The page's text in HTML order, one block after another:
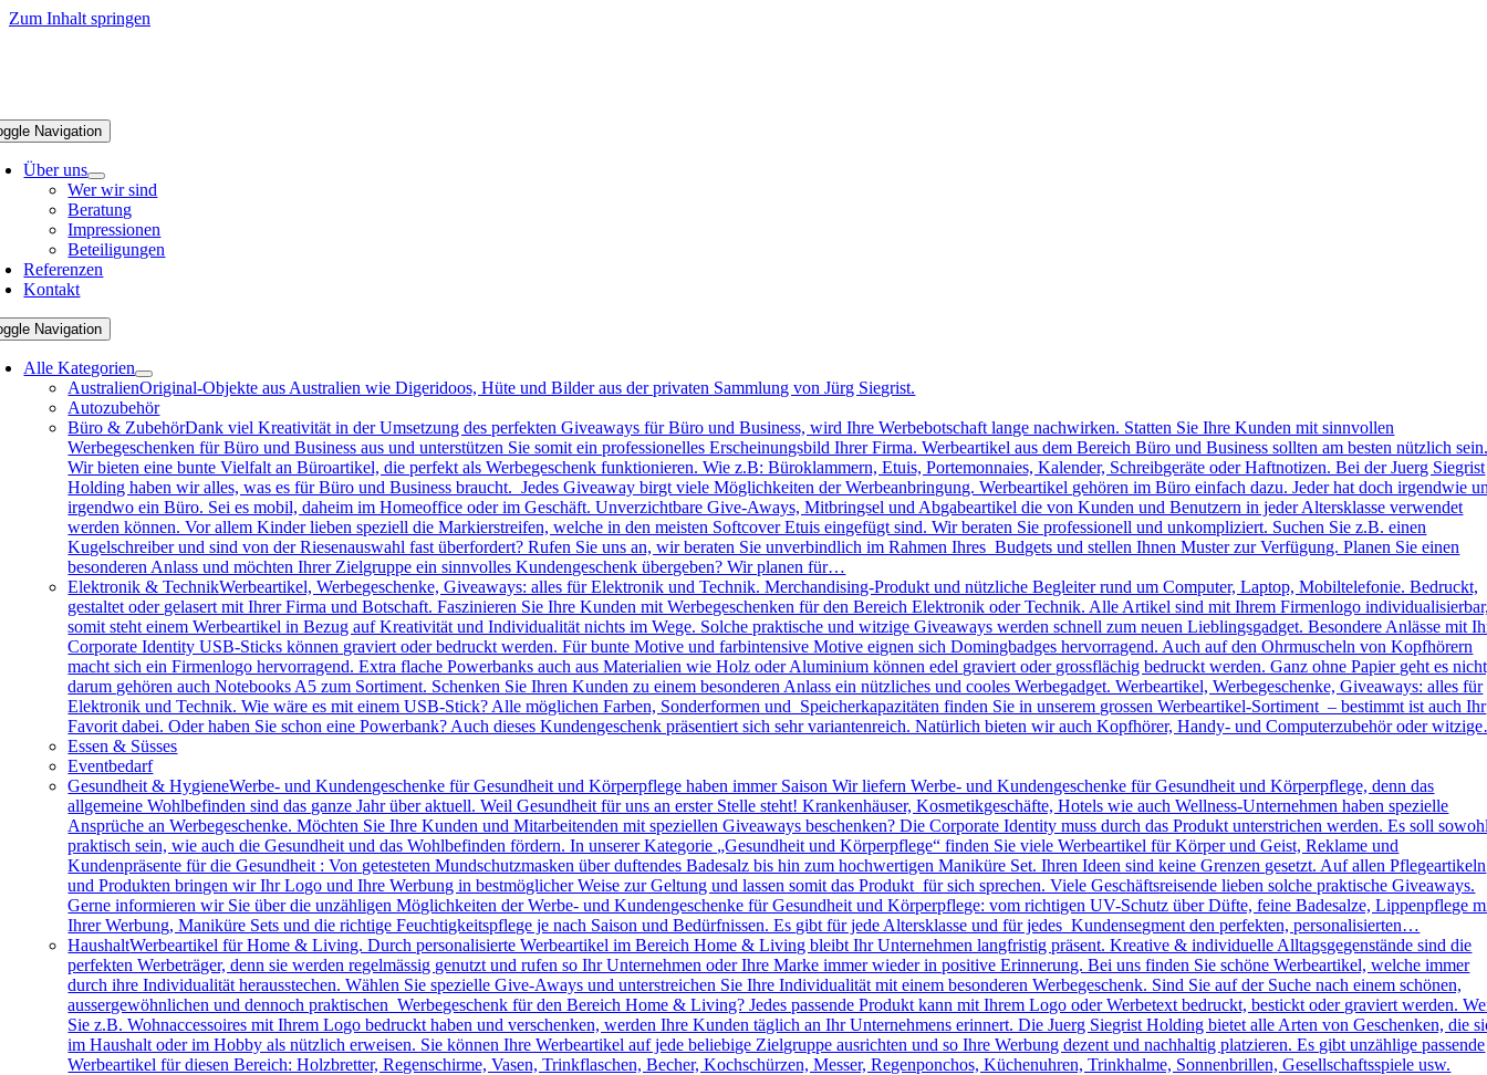
Zum Inhalt springen
Navigation
Über uns
Wer wir sind
Beratung
Impressionen
Beteiligungen
Referenzen
Kontakt
Navigation
Alle Kategorien
AustralienOriginal-Objekte aus Australien wie Digeridoos, Hüte und Bilder aus der privaten Sammlung von Jürg Siegrist.
Autozubehör
Büro & ZubehörDank viel Kreativität in der Umsetzung des perfekten Giveaways für Büro und Business, wird Ihre Werbebotschaft lange nachwirken. Statten Sie Ihre Kunden mit sinnvollen
Werbegeschenken für Büro und Business aus und unterstützen Sie somit ein professionelles Erscheinungsbild Ihrer Firma. Werbeartikel aus dem Bereich Büro und Business sollten am besten nützlich
Wir bieten eine bunte Vielfalt an Büroartikel, die perfekt als Werbegeschenk funktionieren. Wie z.B: Büroklammern, Etuis, Portemonnaies, Kalender, Schreibgeräte oder Haftnotizen. Bei der Juerg Siegrist
Holding haben wir alles, was es für Büro und Business braucht. Jedes Giveaway birgt viele Möglichkeiten der Werbeanbringung. Werbeartikel gehören im Büro einfach dazu. Jeder hat doch irgendwie
irgendwo ein Büro. Sei es mobil, daheim im Homeoffice oder im Geschäft. Unverzichtbare Give-Aways, Mitbringsel und Abgabeartikel die von Kunden und Benutzern in jeder Altersklasse verwendet
werden können. Vor allem Kinder lieben speziell die Markierstreifen, welche in den meisten Softcover Etuis eingefügt sind. Wir beraten Sie professionell und unkompliziert. Suchen Sie z.B. einen
Kugelschreiber und sind von der Riesenauswahl fast überfordert? Rufen Sie uns an, wir beraten Sie unverbindlich im Rahmen Ihres Budgets und stellen Ihnen Muster zur Verfügung. Planen Sie einen
besonderen Anlass und möchten Ihrer Zielgruppe ein sinnvolles Kundengeschenk übergeben? Wir planen für…
Elektronik & TechnikWerbeartikel, Werbegeschenke, Giveaways: alles für Elektronik und Technik. Merchandising-Produkt und nützliche Begleiter rund um Computer, Laptop, Mobiltelefonie. Bedruckt,
gestaltet oder gelasert mit Ihrer Firma und Botschaft. Faszinieren Sie Ihre Kunden mit Werbegeschenken für den Bereich Elektronik oder Technik. Alle Artikel sind mit Ihrem Firmenlogo
somit steht einem Werbeartikel in Bezug auf Kreativität und Individualität nichts im Wege. Solche praktische und witzige Giveaways werden schnell zum neuen Lieblingsgadget. Besondere Anlässe mit
Corporate Identity USB-Sticks können graviert oder bedruckt werden. Für bunte Motive und farbintensive Motive eignen sich Domingbadges hervorragend. Auch auf den Ohrmuscheln von Kopfhörern
macht sich ein Firmenlogo hervorragend. Extra flache Powerbanks auch aus Materialien wie Holz oder Aluminium können edel graviert oder grossflächig bedruckt werden. Ganz ohne Papier geht es
darum gehören auch Notebooks A5 zum Sortiment. Schenken Sie Ihren Kunden zu einem besonderen Anlass ein nützliches und cooles Werbegadget. Werbeartikel, Werbegeschenke, Giveaways: alles für
Elektronik und Technik. Wie wäre es mit einem USB-Stick? Alle möglichen Farben, Sonderformen und Speicherkapazitäten finden Sie in unserem grossen Werbeartikel-Sortiment – bestimmt ist auch Ihr
Favorit dabei. Oder haben Sie schon eine Powerbank? Auch dieses Kundengeschenk präsentiert sich sehr variantenreich. Natürlich bieten wir auch Kopfhörer, Handy- und Computerzubehör oder
Essen & Süsses
Eventbedarf
Gesundheit & HygieneWerbe- und Kundengeschenke für Gesundheit und Körperpflege haben immer Saison Wir liefern Werbe- und Kundengeschenke für Gesundheit und Körperpflege, denn das
allgemeine Wohlbefinden sind das ganze Jahr über aktuell. Weil Gesundheit für uns an erster Stelle steht! Krankenhäuser, Kosmetikgeschäfte, Hotels wie auch Wellness-Unternehmen haben spezielle
Ansprüche an Werbegeschenke. Möchten Sie Ihre Kunden und Mitarbeitenden mit speziellen Giveaways beschenken? Die Corporate Identity muss durch das Produkt unterstrichen werden. Es soll
praktisch sein, wie auch die Gesundheit und das Wohlbefinden fördern. In unserer Kategorie „Gesundheit und Körperpflege“ finden Sie viele Werbeartikel für Körper und Geist, Reklame und
Kundenpräsente für die Gesundheit : Von getesteten Mundschutzmasken über duftendes Badesalz bis hin zum hochwertigen Maniküre Set. Ihren Ideen sind keine Grenzen gesetzt. Auf allen Pflegeartikeln
und Produkten bringen wir Ihr Logo und Ihre Werbung in bestmöglicher Weise zur Geltung und lassen somit das Produkt für sich sprechen. Viele Geschäftsreisende lieben solche praktische Giveaways.
Gerne informieren wir Sie über die unzähligen Möglichkeiten der Werbe- und Kundengeschenke für Gesundheit und Körperpflege: vom richtigen UV-Schutz über Düfte, feine Badesalze, Lippenpflege
Ihrer Werbung, Maniküre Sets und die richtige Feuchtigkeitspflege je nach Saison und Bedürfnissen. Es gibt für jede Altersklasse und für jedes Kundensegment den perfekten, personalisierten…
HaushaltWerbeartikel für Home & Living. Durch personalisierte Werbeartikel im Bereich Home & Living bleibt Ihr Unternehmen langfristig präsent. Kreative & individuelle Alltagsgegenstände sind die
perfekten Werbeträger, denn sie werden regelmässig genutzt und rufen so Ihr Unternehmen oder Ihre Marke immer wieder in positive Erinnerung. Bei uns finden Sie schöne Werbeartikel, welche immer
durch ihre Individualität herausstechen. Wählen Sie spezielle Give-Aways und unterstreichen Sie Ihre Individualität mit einem besonderen Werbegeschenk. Sind Sie auf der Suche nach einem schönen,
aussergewöhnlichen und dennoch praktischen Werbegeschenk für den Bereich Home & Living? Jedes passende Produkt kann mit Ihrem Logo oder Werbetext bedruckt, bestickt oder graviert werden.
Sie z.B. Wohnaccessoires mit Ihrem Logo bedruckt haben und verschenken, werden Ihre Kunden täglich an Ihr Unternehmens erinnert. Die Juerg Siegrist Holding bietet alle Arten von Geschenken, die
im Haushalt oder im Hobby als nützlich erweisen. Sie können Ihre Werbeartikel auf jede beliebige Zielgruppe ausrichten und so Ihre Werbung dezent und nachhaltig platzieren. Es gibt unzählige passende
Werbeartikel für diesen Bereich: Holzbretter, Regenschirme, Vasen, Trinkflaschen, Becher, Kochschürzen, Messer, Regenponchos, Küchenuhren, Trinkhalme, Sonnenbrillen, Gesellschaftsspiele usw.